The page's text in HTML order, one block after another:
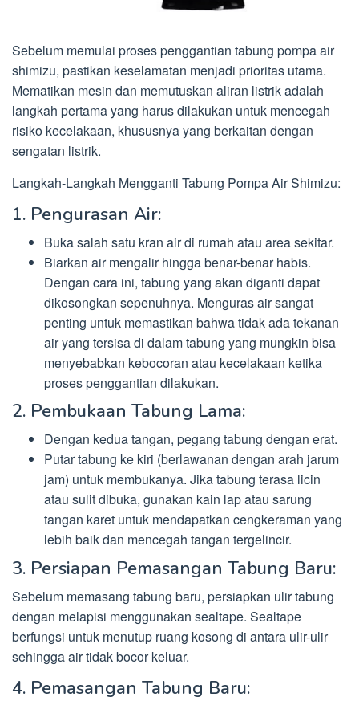
Sebelum memulai proses penggantian tabung pompa air
shimizu, pastikan keselamatan menjadi prioritas utama.
Mematikan mesin dan memutuskan aliran listrik adalah
langkah pertama yang harus dilakukan untuk mencegah
risiko kecelakaan, khususnya yang berkaitan dengan
sengatan listrik.
Langkah-Langkah Mengganti Tabung Pompa Air Shimizu:
1. Pengurasan Air:
Buka salah satu kran air di rumah atau area sekitar.
Biarkan air mengalir hingga benar-benar habis.
Dengan cara ini, tabung yang akan diganti dapat
dikosongkan sepenuhnya. Menguras air sangat
penting untuk memastikan bahwa tidak ada tekanan
air yang tersisa di dalam tabung yang mungkin bisa
menyebabkan kebocoran atau kecelakaan ketika
proses penggantian dilakukan.
2. Pembukaan Tabung Lama:
Dengan kedua tangan, pegang tabung dengan erat.
Putar tabung ke kiri (berlawanan dengan arah jarum
jam) untuk membukanya. Jika tabung terasa licin
atau sulit dibuka, gunakan kain lap atau sarung
tangan karet untuk mendapatkan cengkeraman yang
lebih baik dan mencegah tangan tergelincir.
3. Persiapan Pemasangan Tabung Baru:
Sebelum memasang tabung baru, persiapkan ulir tabung
dengan melapisi menggunakan sealtape. Sealtape
berfungsi untuk menutup ruang kosong di antara ulir-ulir
sehingga air tidak bocor keluar.
4. Pemasangan Tabung Baru: